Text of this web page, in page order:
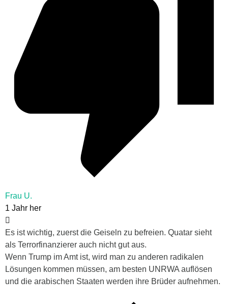
Frau U.
1 Jahr her
Es ist wichtig, zuerst die Geiseln zu befreien. Quatar sieht
als Terrorfinanzierer auch nicht gut aus.
Wenn Trump im Amt ist, wird man zu anderen radikalen
Lösungen kommen müssen, am besten UNRWA auflösen
und die arabischen Staaten werden ihre Brüder aufnehmen.